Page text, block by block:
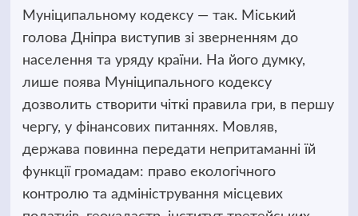
Муніципальному кодексу — так. Міський
голова Дніпра виступив зі зверненням до
населення та уряду країни. На його думку,
лише поява Муніципального кодексу
дозволить створити чіткі правила гри, в першу
чергу, у фінансових питаннях. Мовляв,
держава повинна передати непритаманні їй
функції громадам: право екологічного
контролю та адміністрування місцевих